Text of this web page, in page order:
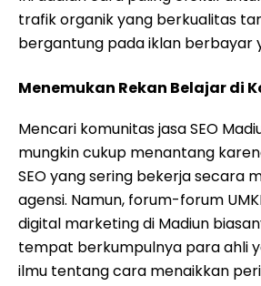
trafik organik yang berkualitas
bergantung pada iklan berbayar
Menemukan Rekan Belajar di
Mencari komunitas jasa SEO
mungkin cukup menantang
SEO yang sering bekerja secara
agensi. Namun, forum-forum
digital marketing di Madiun
tempat berkumpulnya para ahli
ilmu tentang cara menaikkan